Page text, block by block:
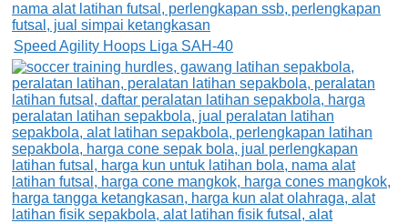
Speed Agility Hoops Liga SAH-40